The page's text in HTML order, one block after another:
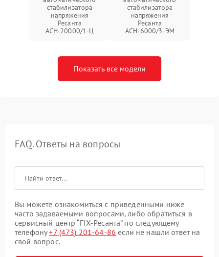
стабилизатора
напряжения
Ресанта
АСН-20000/1-Ц
стабилизатора
напряжения
Ресанта
АСН-6000/3-ЭМ
Показать все модели
FAQ. Ответы на вопросы
Вы можете ознакомиться с приведенными ниже
часто задаваемыми вопросами, либо обратиться в
сервисный центр “FIX-Ресанта” по следующему
телефону+7 (473) 201-64-86 если не нашли ответ на
свой вопрос.